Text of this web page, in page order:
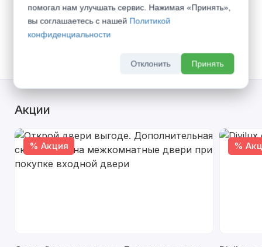
Доставка транспортом по г. Самара -
руб.(Все тарифы)
Акции
% Акция %
помогал нам улучшать сервис. Нажимая «Принять»,
вы соглашаетесь с нашей Политикой
конфиденциальности
Отклонить Принять